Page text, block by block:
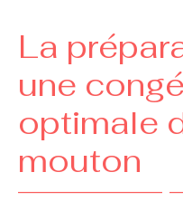
La
une
optimale
mouton